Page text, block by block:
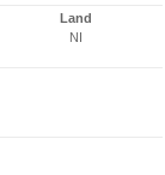
Land
NI